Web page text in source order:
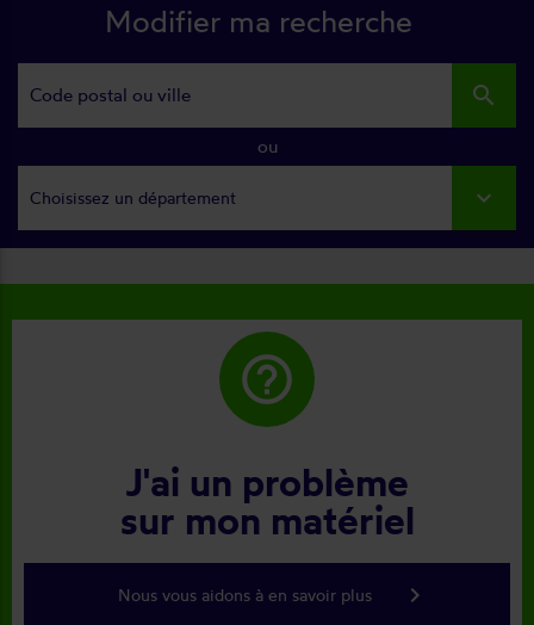
Modifier ma recherche
search
ou
Choisissez un département
help_outline
J'ai un problème
sur mon matériel
Nous vous aidons à en savoir plus keyboard_arrow_right